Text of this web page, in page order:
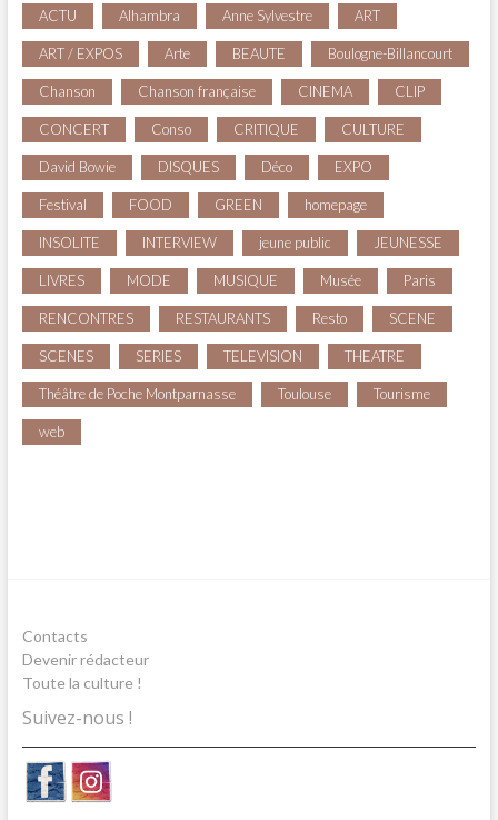
ACTU Alhambra Anne Sylvestre ART
ART / EXPOS Arte BEAUTE Boulogne-Billancourt
Chanson Chanson française CINEMA CLIP
CONCERT Conso CRITIQUE CULTURE
David Bowie DISQUES Déco EXPO
Festival FOOD GREEN homepage
INSOLITE INTERVIEW jeune public JEUNESSE
LIVRES MODE MUSIQUE Musée Paris
RENCONTRES RESTAURANTS Resto SCENE
SCENES SERIES TELEVISION THEATRE
Théâtre de Poche Montparnasse Toulouse Tourisme
web
Contacts
Devenir rédacteur
Toute la culture !
Suivez-nous !